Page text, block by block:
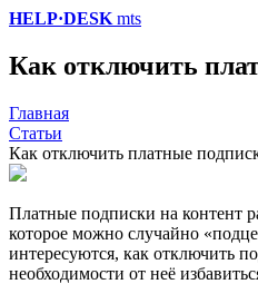
HELP·DESK mts
Как отключить
Главная
Статьи
Как отключить платные
Платные подписки на контент
которое можно случайно
интересуются, как отключить
необходимости от неё